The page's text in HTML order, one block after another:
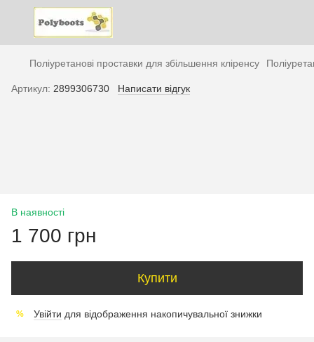
Поліуретанові проставки для збільшення кліренсу
Артикул: 2899306730 Написати відгук
В наявності
1 700 грн
Купити
% Увійти для відображення накопичувальної знижки